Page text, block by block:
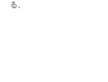
る。